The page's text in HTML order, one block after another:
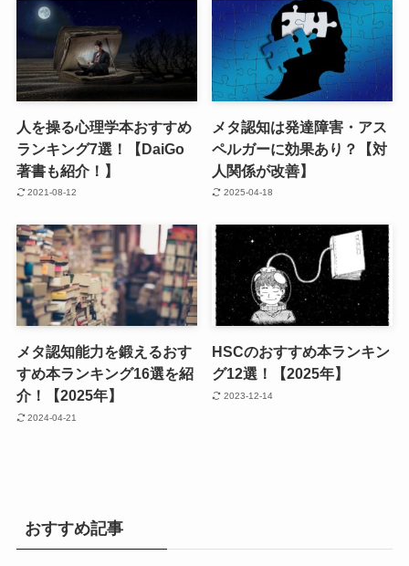
人を操る心理学本おすすめ
ランキング7選！【DaiGo
著書も紹介！】
2021-08-12
メタ認知は発達障害・アス
ペルガーに効果あり？【対
人関係が改善】
2025-04-18
メタ認知能力を鍛えるおす
すめ本ランキング16選を紹
介！【2025年】
2024-04-21
HSCのおすすめ本ランキン
グ12選！【2025年】
2023-12-14
おすすめ記事